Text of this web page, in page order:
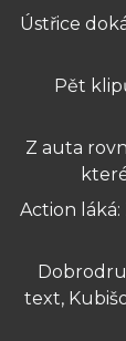
Ústřice
Pět
Z auta
Action
text,